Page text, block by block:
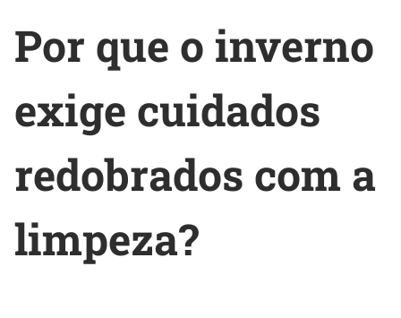
Por que o inverno
exige cuidados
redobrados com a
limpeza?